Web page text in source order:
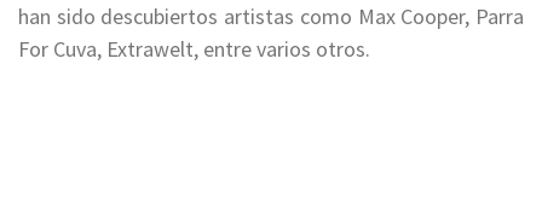
han sido descubiertos artistas como Max Cooper, Parra
For Cuva, Extrawelt, entre varios otros.